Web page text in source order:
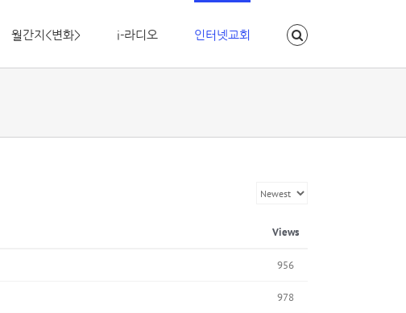
월간지<변화> i-라디오 인터넷교회
Views
956
978